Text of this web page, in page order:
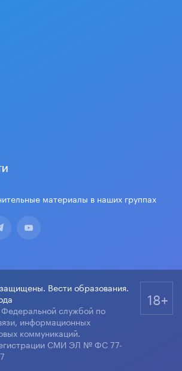
материалы в наших группах
Вести образования.
службой по
информационных
коммуникаций.
СМИ ЭЛ № ФС 77-
18+